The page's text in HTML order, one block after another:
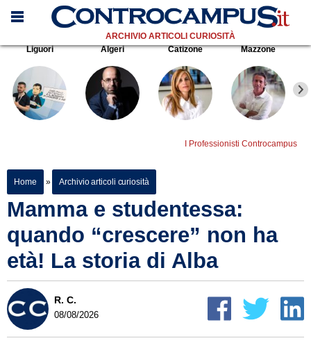
ARCHIVIO ARTICOLI CURIOSITÀ
Liguori
Algeri Catizone Mazzone
I Professionisti Controcampus
Home » Archivio articoli curiosità
Mamma e studentessa:
quando “crescere” non ha
età! La storia di Alba
R. C.
08/08/2026